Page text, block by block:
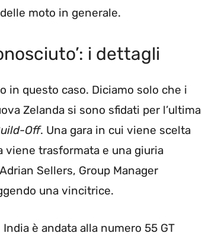
moto in generale.
i dettagli
in questo caso. Diciamo solo che i
Zelanda si sono sfidati per l’ultima
Off. Una gara in cui viene scelta
viene trasformata e una giuria
Sellers, Group Manager
una vincitrice.
è andata alla numero 55 GT